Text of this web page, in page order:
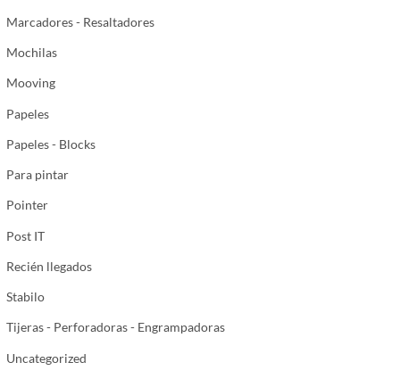
Marcadores - Resaltadores
Mochilas
Mooving
Papeles
Papeles - Blocks
Para pintar
Pointer
Post IT
Recién llegados
Stabilo
Tijeras - Perforadoras - Engrampadoras
Uncategorized